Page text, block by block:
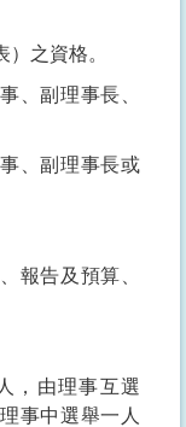
之資格。
、副理事長、
、副理事長或
報告及預算、
，由理事互選
事中選舉一人